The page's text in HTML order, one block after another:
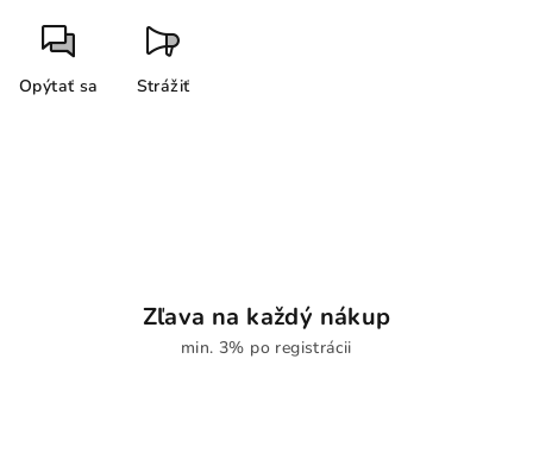
Opýtať sa Strážiť
Zľava na každý nákup
min. 3% po registrácii